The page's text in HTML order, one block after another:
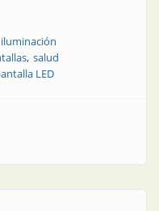
iluminación
salud
LED
de los niños, niñas y